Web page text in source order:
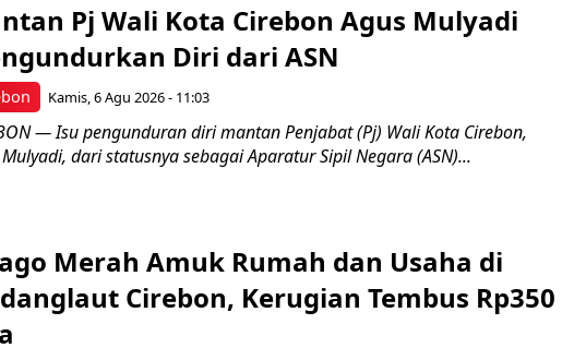
Pj Wali Kota Cirebon Agus Mulyadi
Diri dari ASN
Kamis, 6 Agu 2026 - 11:03
— Isu pengunduran diri mantan Penjabat (Pj) Wali Kota Cirebon,
dari statusnya sebagai Aparatur Sipil Negara (ASN)...
Merah Amuk Rumah dan Usaha di
Cirebon, Kerugian Tembus Rp350